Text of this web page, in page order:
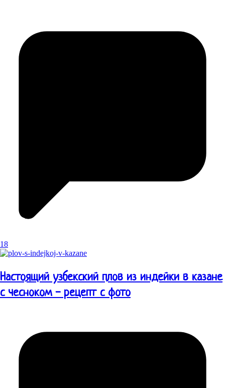
18
Настоящий узбекский плов из индейки в казане
с чесноком - рецепт с фото